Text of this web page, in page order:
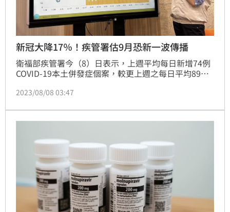
新冠大降17％！疾管署估9月恐新一波傳播
衛福部疾管署今（8）日表示，上週平均每日新增74例
COVID-19本土併發症個案，較更上週之每日平均89例
降17% ，雖疫情持續降溫但評估風險持續，尤以8月
能會上升；至於是否造成新的一波疫情傳播，則仍要再
觀察。（記者：簡浩正）
2023/08/08 03:47